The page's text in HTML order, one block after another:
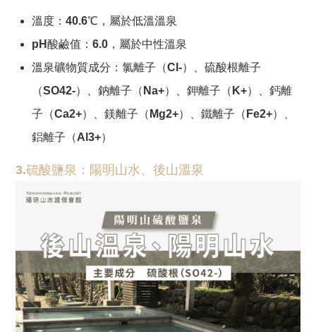
溫度：40.6℃，屬於低溫溫泉
pH酸鹼值：6.0，屬於中性溫泉
溫泉礦物質成分：氯離子（Cl-）、硫酸根離子
（SO42-）、鈉離子（Na+）、鉀離子（K+）、鈣離
子（Ca2+）、鎂離子（Mg2+）、鐵離子（Fe2+）、
鋁離子（Al3+）
3.硫酸鹽泉：陽明山水、後山溫泉